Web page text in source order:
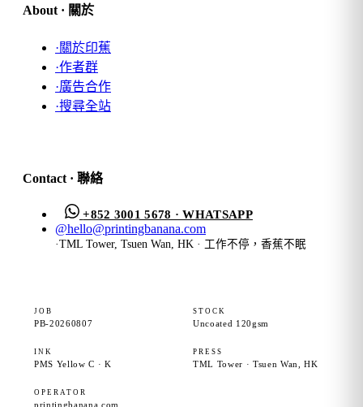
About · 關於
·關於印蕉
·作者群
·廣告合作
·搜尋全站
Contact · 聯絡
+852 3001 5678 · WHATSAPP
@hello@printingbanana.com
·TML Tower, Tsuen Wan, HK · 工作不停，香蕉不眠
JOB
PB-20260807
STOCK
Uncoated 120gsm
INK
PMS Yellow C · K
PRESS
TML Tower · Tsuen Wan, HK
OPERATOR
printingbanana.com